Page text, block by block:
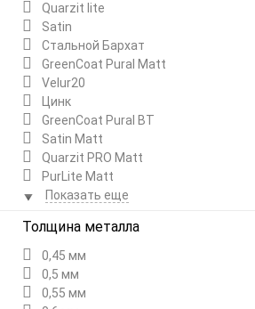
Quarzit lite
Satin
Стальной Бархат
GreenСoat Pural Matt
Velur20
Цинк
GreenСoat Pural BT
Satin Мatt
Quarzit PRO Matt
PurLite Мatt
Показать еще
Толщина металла
0,45 мм
0,5 мм
0,55 мм